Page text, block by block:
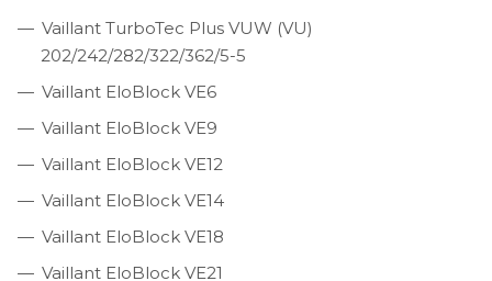
Vaillant TurboTec Plus VUW (VU)
202/242/282/322/362/5-5
Vaillant EloBlock VE6
Vaillant EloBlock VE9
Vaillant EloBlock VE12
Vaillant EloBlock VE14
Vaillant EloBlock VE18
Vaillant EloBlock VE21